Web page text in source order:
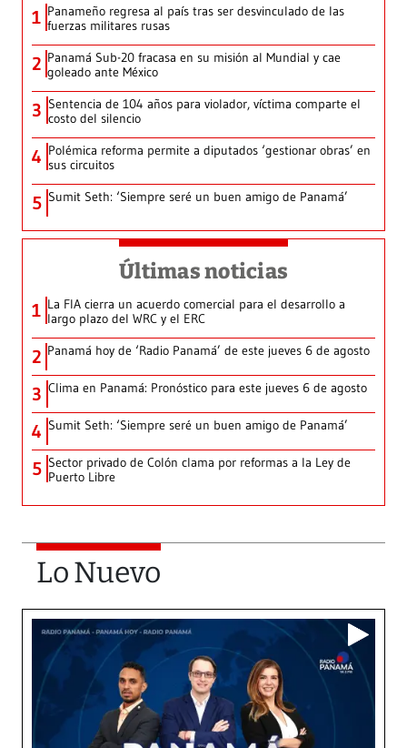
1 Panameño regresa al país tras ser desvinculado de las
fuerzas militares rusas
2 Panamá Sub-20 fracasa en su misión al Mundial y cae
goleado ante México
3 Sentencia de 104 años para violador, víctima comparte el
costo del silencio
4 Polémica reforma permite a diputados ‘gestionar obras’ en
sus circuitos
5 Sumit Seth: ‘Siempre seré un buen amigo de Panamá’
Últimas noticias
1 La FIA cierra un acuerdo comercial para el desarrollo a
largo plazo del WRC y el ERC
2 Panamá hoy de ‘Radio Panamá’ de este jueves 6 de agosto
3 Clima en Panamá: Pronóstico para este jueves 6 de agosto
4 Sumit Seth: ‘Siempre seré un buen amigo de Panamá’
5 Sector privado de Colón clama por reformas a la Ley de
Puerto Libre
Lo Nuevo